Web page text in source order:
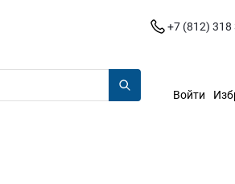
+7 (812) 318
Войти